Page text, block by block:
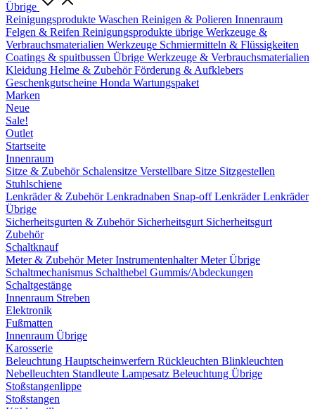
Übrige
Reinigungsprodukte Waschen Reinigen & Polieren Innenraum
Felgen & Reifen Reinigungsprodukte übrige Werkzeuge &
Verbrauchsmaterialien Werkzeuge Schmiermitteln & Flüssigkeiten
Coatings & spuitbussen Übrige Werkzeuge & Verbrauchsmaterialien
Kleidung Helme & ZubehörFörderung & Aufklebers
Geschenkgutscheine Honda Wartungspaket
Marken
Neue
Sale!
Outlet
Startseite
Innenraum
Sitze & Zubehör Schalensitze Verstellbare Sitze Sitzgestellen
Stuhlschiene
Lenkräder & ZubehörLenkradnaben Snap-offLenkräderLenkräder
Übrige
Sicherheitsgurten & Zubehör Sicherheitsgurt Sicherheitsgurt
Zubehör
Schaltknauf
Meter & ZubehörMeterInstrumentenhalterMeter Übrige
Schaltmechanismus Schalthebel Gummis/Abdeckungen
Schaltgestänge
Innenraum Streben
Elektronik
Fußmatten
Innenraum Übrige
Karosserie
Beleuchtung Hauptscheinwerfern Rückleuchten Blinkleuchten
Nebelleuchten Standleute Lampesatz Beleuchtung Übrige
Stoßstangenlippe
Stoßstangen